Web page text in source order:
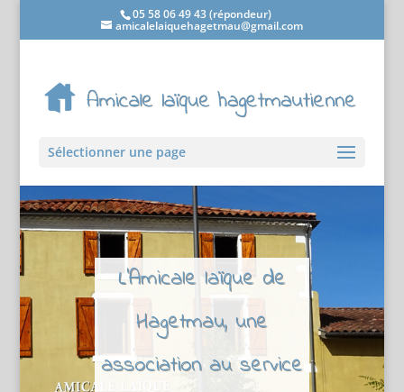
05 58 06 49 43 (répondeur)
amicalelaiquehagetmau@gmail.com
Sélectionner une page
L'Amicale laïque de
Hagetmau, une
association au service